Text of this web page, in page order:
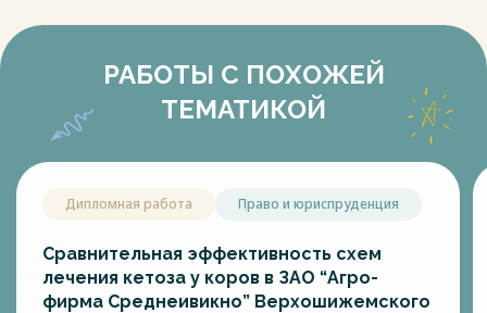
РАБОТЫ С ПОХОЖЕЙ
ТЕМАТИКОЙ
Дипломная работа Право и юриспруденция
Сравнительная эффективность схем
лечения кетоза у коров в ЗАО “Агро-
фирма Среднеивикно” Верхошижемского